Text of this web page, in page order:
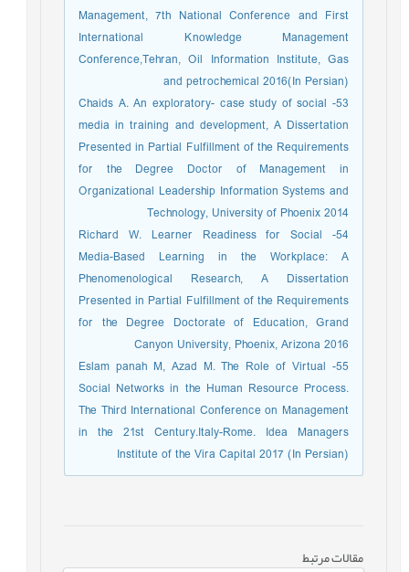
Management, 7th National Conference and First
International Knowledge Management
Conference,Tehran, Oil Information Institute, Gas
and petrochemical 2016(In Persian)
53- Chaids A. An exploratory- case study of social
media in training and development, A Dissertation
Presented in Partial Fulfillment of the Requirements
for the Degree Doctor of Management in
Organizational Leadership Information Systems and
Technology, University of Phoenix 2014
54- Richard W. Learner Readiness for Social
Media-Based Learning in the Workplace: A
Phenomenological Research, A Dissertation
Presented in Partial Fulfillment of the Requirements
for the Degree Doctorate of Education, Grand
Canyon University, Phoenix, Arizona 2016
55- Eslam panah M, Azad M. The Role of Virtual
Social Networks in the Human Resource Process.
The Third International Conference on Management
in the 21st Century.Italy-Rome. Idea Managers
Institute of the Vira Capital 2017 (In Persian)
مقالات مرتبط